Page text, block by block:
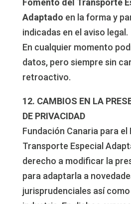
Fomento del Transporte
Adaptado en la forma y
indicadas en el aviso legal.
En cualquier momento
datos, pero siempre sin
retroactivo.
12. CAMBIOS EN LA
DE PRIVACIDAD
Fundación Canaria para el
Transporte Especial
derecho a modificar la
para adaptarla a
jurisprudenciales así